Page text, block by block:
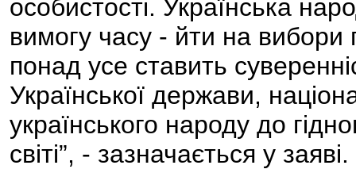
особистості. Українська
вимогу часу - йти на
понад усе ставить
Української держави,
українського народу до
світі”, - зазначається у заяві.